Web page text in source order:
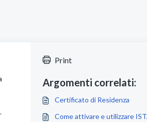
Print
Argomenti correlati:
Certificato di Residenza
Come attivare e utilizzare